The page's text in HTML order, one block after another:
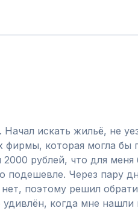
искать жильё, не
фирмы, которая могла бы
рублей, что для меня
подешевле. Через пару
поэтому решил
когда мне нашли